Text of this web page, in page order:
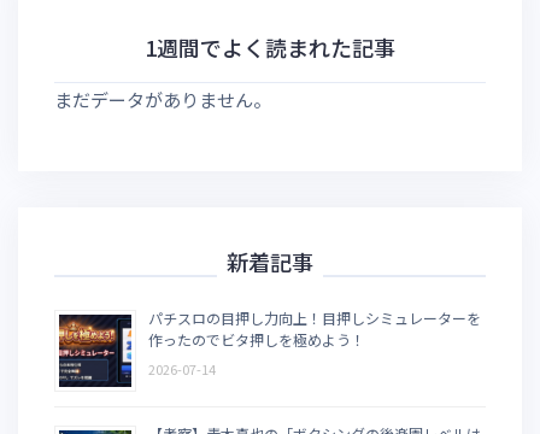
1週間でよく読まれた記事
まだデータがありません。
新着記事
パチスロの目押し力向上！目押しシミュレーターを
作ったのでビタ押しを極めよう！
2026-07-14